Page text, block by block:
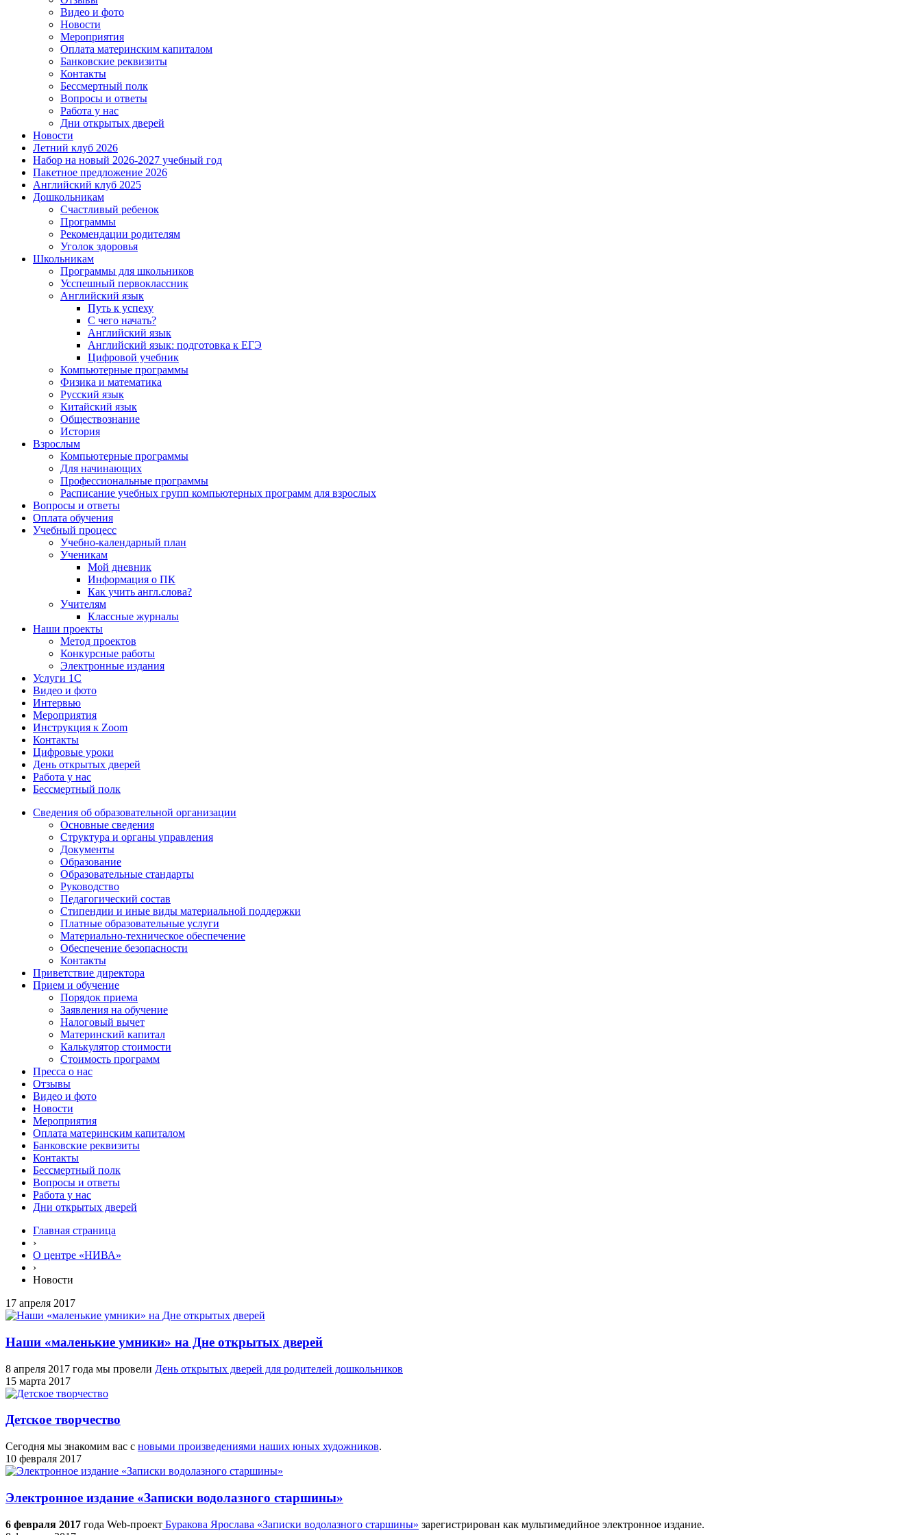
Видео и фото
Новости
Мероприятия
Оплата материнским капиталом
Банковские реквизиты
Контакты
Бессмертный полк
Вопросы и ответы
Работа у нас
Дни открытых дверей
Новости
Летний клуб 2026
Набор на новый 2026-2027 учебный год
Пакетное предложение 2026
Английский клуб 2025
Дошкольникам
Счастливый ребенок
Программы
Рекомендации родителям
Уголок здоровья
Школьникам
Программы для школьников
Усспешный первоклассник
Английский язык
Путь к успеху
С чего начать?
Английский язык
Английский язык: подготовка к ЕГЭ
Цифровой учебник
Компьютерные программы
Физика и математика
Русский язык
Китайский язык
Обществознание
История
Взрослым
Компьютерные программы
Для начинающих
Профессиональные программы
Расписание учебных групп компьютерных программ для взрослых
Вопросы и ответы
Оплата обучения
Учебный процесс
Учебно-календарный план
Ученикам
Мой дневник
Информация о ПК
Как учить англ.слова?
Учителям
Классные журналы
Наши проекты
Метод проектов
Конкурсные работы
Электронные издания
Услуги 1C
Видео и фото
Интервью
Мероприятия
Инструкция к Zoom
Контакты
Цифровые уроки
День открытых дверей
Работа у нас
Бессмертный полк
Сведения об образовательной организации
Основные сведения
Структура и органы управления
Документы
Образование
Образовательные стандарты
Руководство
Педагогический состав
Стипендии и иные виды материальной поддержки
Платные образовательные услуги
Материально-техническое обеспечение
Обеспечение безопасности
Контакты
Приветствие директора
Прием и обучение
Порядок приема
Заявления на обучение
Налоговый вычет
Материнский капитал
Калькулятор стоимости
Стоимость программ
Пресса о нас
Отзывы
Видео и фото
Новости
Мероприятия
Оплата материнским капиталом
Банковские реквизиты
Контакты
Бессмертный полк
Вопросы и ответы
Работа у нас
Дни открытых дверей
Главная страница
›
О центре «НИВА»
›
Новости
17 апреля 2017
Наши «маленькие умники» на Дне открытых дверей
8 апреля 2017 года мы провели День открытых дверей для родителей дошкольников
15 марта 2017
Детское творчество
Сегодня мы знакомим вас с новыми произведениями наших юных художников.
10 февраля 2017
Электронное издание «Записки водолазного старшины»
6 февраля 2017 года Web-проект Буракова Ярослава «Записки водолазного старшины» зарегистрирован как мультимедийное электронное издание.